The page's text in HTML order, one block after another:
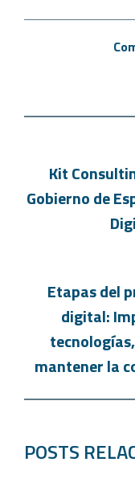
Kit
Gobierno de
Etapas del
digital:
mantener la
POSTS